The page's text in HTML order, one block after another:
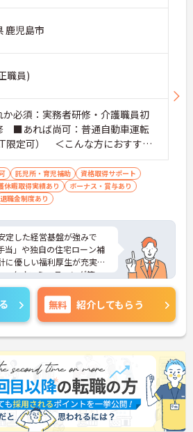
鹿児島市
職員)
必須：実務者研修・介護職員初
■あれば尚可：普通自動車運転
限定可） ＜こんな方におすすめ
ライフバランスを大切にしたいと
方、入居者様それぞれに合わせ
ケアを提供したい方、これまで
でのご経験を有効に活用したい
託児所・育児補助
資格取得サポート
休暇取得実績あり
ボーナス・賞与あり
退職金制度あり
した経営基盤が強みで
当」や独自の住宅ローン補
に優しい福利厚生が充実。
クオフミーティング等、
ニケーションを育む環境が
高年まで幅広い年代が活
などライフスタイルに合わ
です。産休・育休の取得を
は最大10万円支給の独自制
プラス）」をご用意。子育
に支援します。◆働きなが
10万円補助 多職種連携で専
ア実践 頑張りやスキルが給
。 明確なキャリアパス制度
標を持って長く活躍できま
無料 紹介してもらう